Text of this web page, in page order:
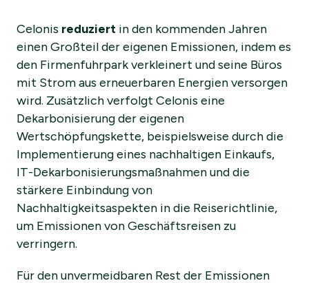
Celonis reduziert in den kommenden Jahren
einen Großteil der eigenen Emissionen, indem es
den Firmenfuhrpark verkleinert und seine Büros
mit Strom aus erneuerbaren Energien versorgen
wird. Zusätzlich verfolgt Celonis eine
Dekarbonisierung der eigenen
Wertschöpfungskette, beispielsweise durch die
Implementierung eines nachhaltigen Einkaufs,
IT-Dekarbonisierungsmaßnahmen und die
stärkere Einbindung von
Nachhaltigkeitsaspekten in die Reiserichtlinie,
um Emissionen von Geschäftsreisen zu
verringern.
Für den unvermeidbaren Rest der Emissionen